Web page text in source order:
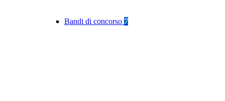
Bandi di concorso 7